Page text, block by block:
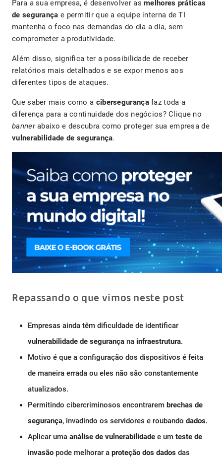
Para a sua empresa, é desenvolver asmelhores práticas
de segurança e permitir que a equipe interna de TI
mantenha o foco nas demandas do dia a dia, sem
comprometer a produtividade.
Além disso, significa ter a possibilidade de receber
relatórios mais detalhados e se expor menos aos
diferentes tipos de ataques.
Que saber mais como a cibersegurançafaz toda a
diferença para a continuidade dos negócios? Clique no
bannerabaixo e descubra como proteger sua empresa de
vulnerabilidade de segurança.
Repassando o que vimos neste post
Empresas ainda têm dificuldade de identificar
vulnerabilidade de segurança na infraestrutura.
Motivo é que a configuração dos dispositivos é feita
de maneira errada ou eles não são constantemente
atualizados.
Permitindo cibercriminosos encontrarem brechas de
segurança, invadindo os servidores e roubando dados.
Aplicar uma análise de vulnerabilidade e um teste de
invasão pode melhorar a proteção dos dados das